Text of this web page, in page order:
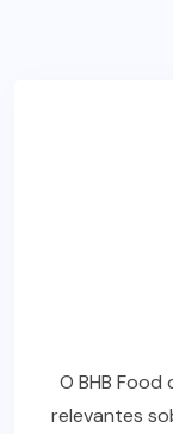
O BHB
relevantes